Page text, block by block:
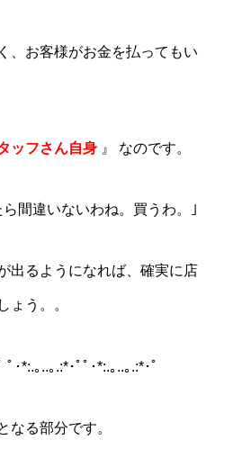
、お客様がお金を払ってもい
ッフさん自身』 なのです。
間違いないわね。買うわ。｣
出るようになれば、確実に店
ょう。。
･*:.｡..｡.:*･ﾟﾟ･*:.｡..｡.:*･ﾟ
なる部分です。